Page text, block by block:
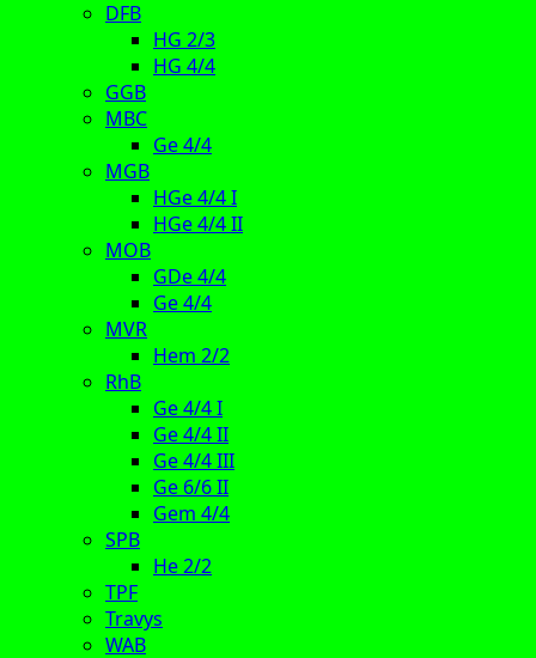
DFB
HG 2/3
HG 4/4
GGB
MBC
Ge 4/4
MGB
HGe 4/4 I
HGe 4/4 II
MOB
GDe 4/4
Ge 4/4
MVR
Hem 2/2
RhB
Ge 4/4 I
Ge 4/4 II
Ge 4/4 III
Ge 6/6 II
Gem 4/4
SPB
He 2/2
TPF
Travys
WAB